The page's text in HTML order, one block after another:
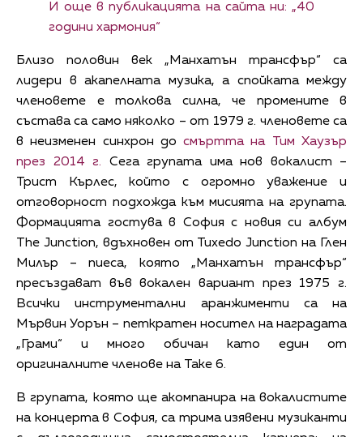
И още в публикацията на сайта ни: „40
години хармония“
Близо половин век „Манхатън трансфър“ са
лидери в акапелната музика, а спойката между
членовете е толкова силна, че промените в
състава са само няколко – от 1979 г. членовете са
в неизменен синхрон досмъртта на Тим Хаузър
през 2014 г. Сега групата има нов вокалист –
Трист Кърлес, който с огромно уважение и
отговорност подхожда към мисията на групата.
Формацията гостува в София с новия си албум
The Junction, вдъхновен от Tuxedo Junction на Глен
Милър – пиеса, която „Манхатън трансфър“
пресъздават във вокален вариант през 1975 г.
Всички инструментални аранжименти са на
Мървин Уорън – петкратен носител на наградата
„Грами“ и много обичан като един от
оригиналните членове на Take 6.
В групата, която ще акомпанира на вокалистите
на концерта в София, са трима изявени музиканти